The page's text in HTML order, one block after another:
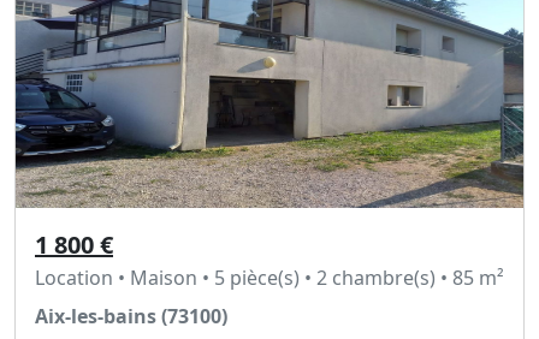
1 800 €
Location • Maison • 5 pièce(s) • 2 chambre(s) • 85 m²
Aix-les-bains (73100)